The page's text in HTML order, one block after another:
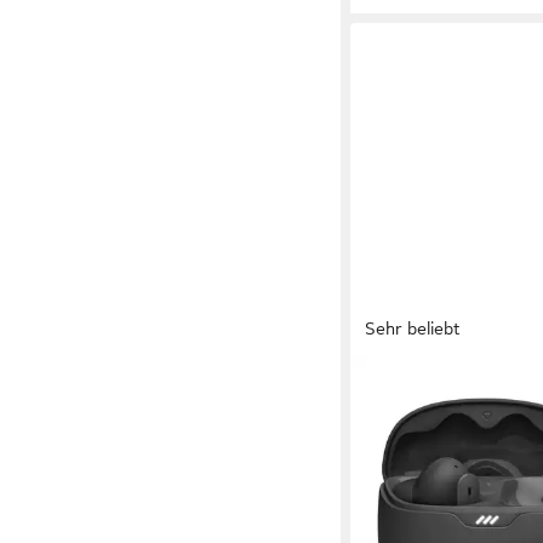
Sehr beliebt
Tune 245NC TWS
Kopfhörer
Bluetooth
Verbindung
12 Std. max. Laufzeit
0,12 kg
Gewicht
59,99 € UVP 99,99 €